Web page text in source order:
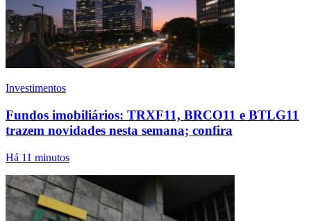
Investimentos
Fundos imobiliários: TRXF11, BRCO11 e BTLG11
trazem novidades nesta semana; confira
Há 11 minutos